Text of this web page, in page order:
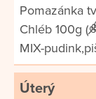
Pomazánka
Chléb 100g (
MIX-
Úterý